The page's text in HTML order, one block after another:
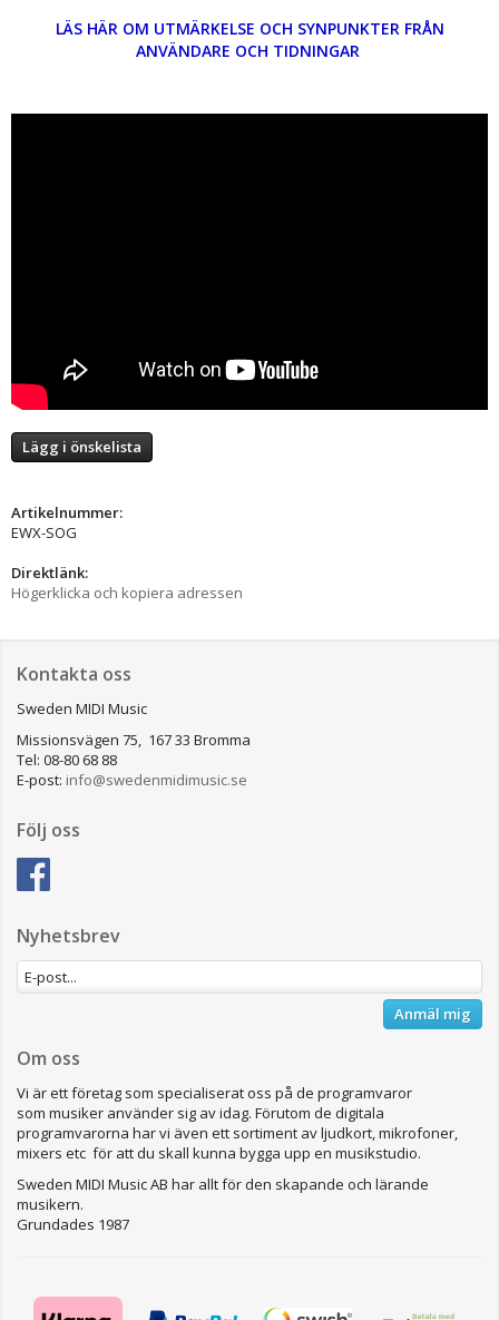
LÄS HÄR OM UTMÄRKELSE OCH SYNPUNKTER FRÅN
ANVÄNDARE OCH TIDNINGAR
Lägg i önskelista
Artikelnummer:
EWX-SOG
Direktlänk:
Högerklicka och kopiera adressen
Kontakta oss
Sweden MIDI Music
Missionsvägen 75, 167 33 Bromma
Tel: 08-80 68 88
E-post: info@swedenmidimusic.se
Följ oss
Nyhetsbrev
Anmäl mig
Om oss
Vi är ett företag som specialiserat oss på de programvaror
som musiker använder sig av idag. Förutom de digitala
programvarorna har vi även ett sortiment av ljudkort, mikrofoner,
mixers etc för att du skall kunna bygga upp en musikstudio.
Sweden MIDI Music AB har allt för den skapande och lärande
musikern.
Grundades 1987